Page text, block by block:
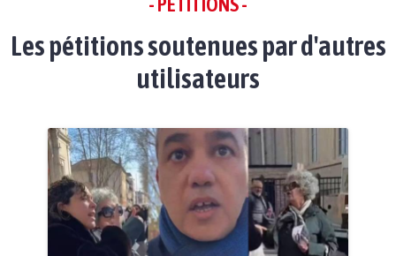
- PÉTITIONS -
Les pétitions soutenues par d'autres
utilisateurs